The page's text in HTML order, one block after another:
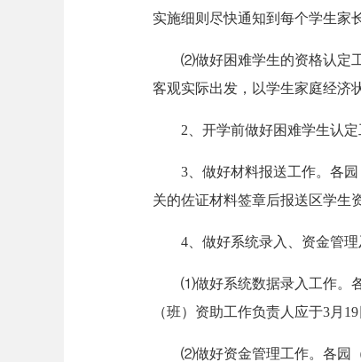
实施细则尽快通知到每个学生家长
⑵做好困难学生的资格认定
客观实际出发，以学生家庭经济
2、开学前做好困难学生认
3、做好材料报送工作。各
关的佐证材料签章后报送区学生
4、做好系统录入、资金管理
⑴做好系统数据录入工作。
（班）资助工作负责人应于3月
⑵做好资金管理工作。各园